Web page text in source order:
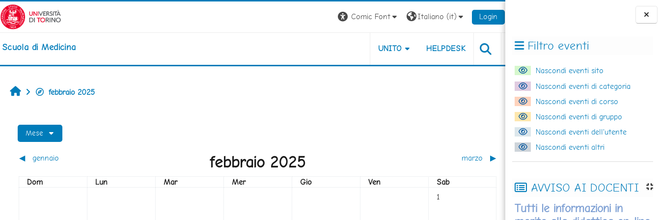
Vai al contenuto principale
Blocchi
Filtro eventi
Nascondi eventi sito
Nascondi eventi di categoria
Nascondi eventi di corso
Nascondi eventi di gruppo
Nascondi eventi dell'utente
Nascondi eventi altri
AVVISO AI DOCENTI
Tutti le informazioni in
Comic Font Italiano ‎(it)‎ Login
Scuola di Medicina UNITO HELPDESK
Homefebbraio 2025
Mese
◀︎ gennaio febbraio 2025 marzo ▶︎
Domenica
Dom Lunedi
Lun Martedì
Mar Mercoledì
Mer Giovedì
Gio Venerdì
Ven Sabato
Sab
Nessun evento, sabato 1 febbraio
1